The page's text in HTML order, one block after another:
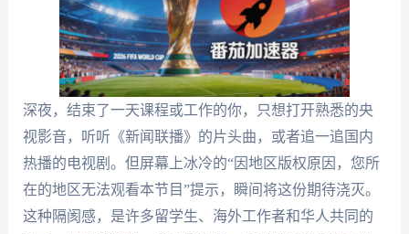
深夜，结束了一天课程或工作的你，只想打开熟悉的央
视影音，听听《新闻联播》的片头曲，或者追一追国内
热播的电视剧。但屏幕上冰冷的“因地区版权原因，您所
在的地区无法观看本节目”提示，瞬间将这份期待浇灭。
这种隔阂感，是许多留学生、海外工作者和华人共同的